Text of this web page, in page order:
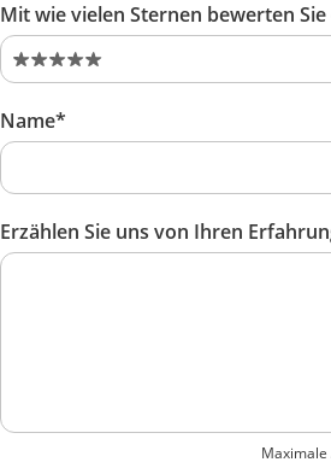
Mit wie vielen Sternen bewerten Sie
Name*
Erzählen Sie uns von Ihren
Maximale